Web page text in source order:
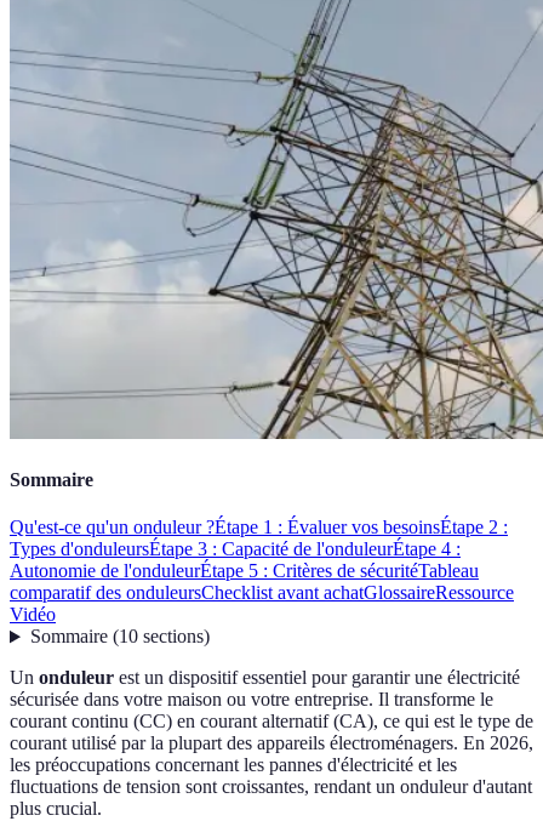
Sommaire
Qu'est-ce qu'un onduleur ?Étape 1 : Évaluer vos besoinsÉtape 2 :
Types d'onduleursÉtape 3 : Capacité de l'onduleurÉtape 4 :
Autonomie de l'onduleurÉtape 5 : Critères de sécuritéTableau
comparatif des onduleursChecklist avant achatGlossaireRessource
Vidéo
Sommaire(10 sections)
Un onduleur est un dispositif essentiel pour garantir une électricité
sécurisée dans votre maison ou votre entreprise. Il transforme le
courant continu (CC) en courant alternatif (CA), ce qui est le type de
courant utilisé par la plupart des appareils électroménagers. En 2026,
les préoccupations concernant les pannes d'électricité et les
fluctuations de tension sont croissantes, rendant un onduleur d'autant
plus crucial.